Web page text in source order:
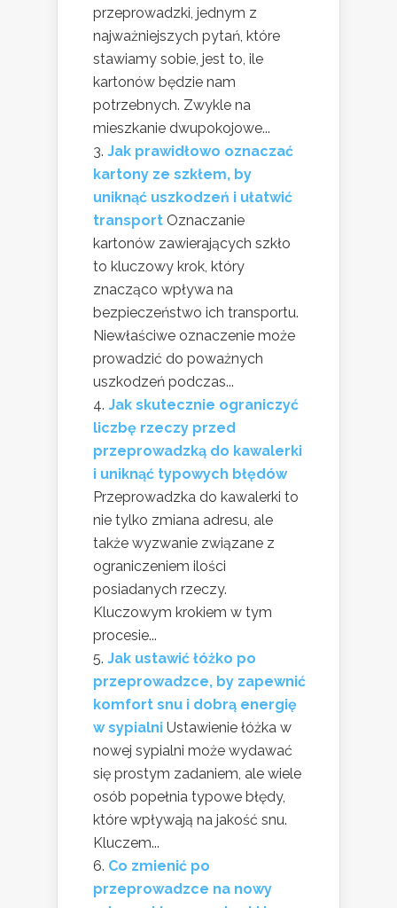
przeprowadzki, jednym z
najważniejszych pytań, które
stawiamy sobie, jest to, ile
kartonów będzie nam
potrzebnych. Zwykle na
mieszkanie dwupokojowe...
Jak prawidłowo oznaczać
kartony ze szkłem, by
uniknąć uszkodzeń i ułatwić
transport Oznaczanie
kartonów zawierających szkło
to kluczowy krok, który
znacząco wpływa na
bezpieczeństwo ich transportu.
Niewłaściwe oznaczenie może
prowadzić do poważnych
uszkodzeń podczas...
Jak skutecznie ograniczyć
liczbę rzeczy przed
przeprowadzką do kawalerki
i uniknąć typowych błędów
Przeprowadzka do kawalerki to
nie tylko zmiana adresu, ale
także wyzwanie związane z
ograniczeniem ilości
posiadanych rzeczy.
Kluczowym krokiem w tym
procesie...
Jak ustawić łóżko po
przeprowadzce, by zapewnić
komfort snu i dobrą energię
w sypialni Ustawienie łóżka w
nowej sypialni może wydawać
się prostym zadaniem, ale wiele
osób popełnia typowe błędy,
które wpływają na jakość snu.
Kluczem...
Co zmienić po
przeprowadzce na nowy